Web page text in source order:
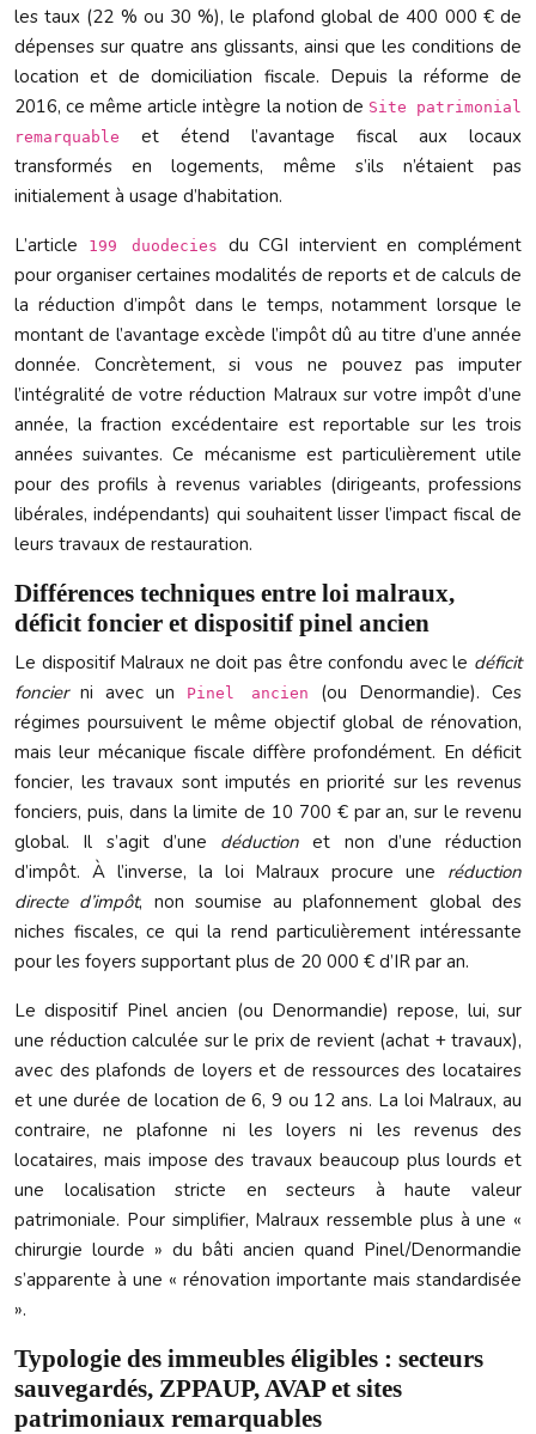
les taux (22 % ou 30 %), le plafond global de 400 000 € de
dépenses sur quatre ans glissants, ainsi que les conditions de
location et de domiciliation fiscale. Depuis la réforme de
2016, ce même article intègre la notion de Site patrimonial
remarquable
et étend l’avantage fiscal aux locaux
transformés en logements, même s’ils n’étaient pas
initialement à usage d’habitation.
L’article 199 duodecies
du CGI intervient en complément
pour organiser certaines modalités de reports et de calculs de
la réduction d’impôt dans le temps, notamment lorsque le
montant de l’avantage excède l’impôt dû au titre d’une année
donnée. Concrètement, si vous ne pouvez pas imputer
l’intégralité de votre réduction Malraux sur votre impôt d’une
année, la fraction excédentaire est reportable sur les trois
années suivantes. Ce mécanisme est particulièrement utile
pour des profils à revenus variables (dirigeants, professions
libérales, indépendants) qui souhaitent lisser l’impact fiscal de
leurs travaux de restauration.
Différences techniques entre loi malraux,
déficit foncier et dispositif pinel ancien
Le dispositif Malraux ne doit pas être confondu avec le déficit
foncierni avec un Pinel ancien
(ou Denormandie). Ces
régimes poursuivent le même objectif global de rénovation,
mais leur mécanique fiscale diffère profondément. En déficit
foncier, les travaux sont imputés en priorité sur les revenus
fonciers, puis, dans la limite de 10 700 € par an, sur le revenu
global. Il s’agit d’une déduction et non d’une réduction
d’impôt. À l’inverse, la loi Malraux procure une réduction
directe d’impôt, non soumise au plafonnement global des
niches fiscales, ce qui la rend particulièrement intéressante
pour les foyers supportant plus de 20 000 € d’IR par an.
Le dispositif Pinel ancien (ou Denormandie) repose, lui, sur
une réduction calculée sur le prix de revient (achat + travaux),
avec des plafonds de loyers et de ressources des locataires
et une durée de location de 6, 9 ou 12 ans. La loi Malraux, au
contraire, ne plafonne ni les loyers ni les revenus des
locataires, mais impose des travaux beaucoup plus lourds et
une localisation stricte en secteurs à haute valeur
patrimoniale. Pour simplifier, Malraux ressemble plus à une «
chirurgie lourde » du bâti ancien quand Pinel/Denormandie
s’apparente à une « rénovation importante mais standardisée
».
Typologie des immeubles éligibles : secteurs
sauvegardés, ZPPAUP, AVAP et sites
patrimoniaux remarquables